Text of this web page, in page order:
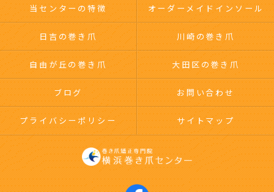
当センターの特徴 オーダーメイドインソール
日吉の巻き爪 川崎の巻き爪
自由が丘の巻き爪 大田区の巻き爪
ブログ お問い合わせ
プライバシーポリシー サイトマップ